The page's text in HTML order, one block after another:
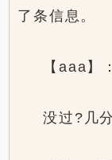
了条信息。
【aaa】
没过?几